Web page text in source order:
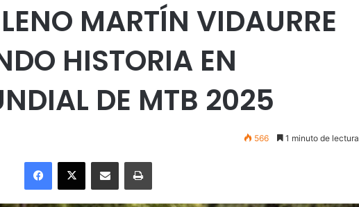
MARTÍN VIDAURRE
HISTORIA EN
DE MTB 2025
566 1 minuto de lectura
Facebook
X Enviar vía email Imprimir